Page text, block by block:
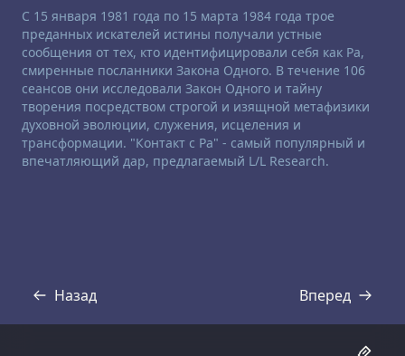
Заявление об отказе от ответственности:
С 15 января 1981 года по 15 марта 1984 года трое
преданных искателей истины получали устные
сообщения от тех, кто идентифицировали себя как Ра,
смиренные посланники Закона Одного. В течение 106
сеансов они исследовали Закон Одного и тайну
творения посредством строгой и изящной метафизики
духовной эволюции, служения, исцеления и
трансформации. "Контакт с Ра" - самый популярный и
впечатляющий дар, предлагаемый L/L Research.
Назад
Стенограмма Вперед
Стенограмма